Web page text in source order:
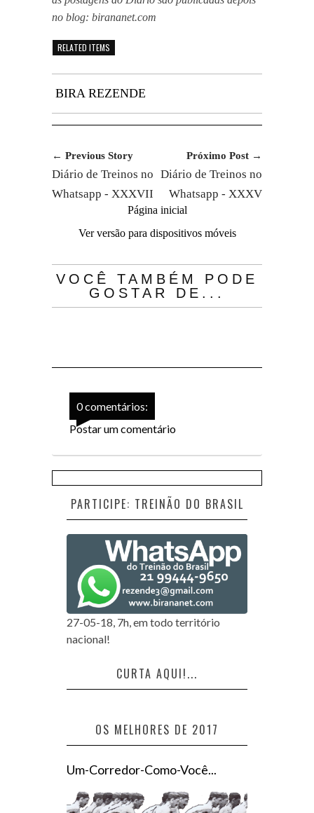
no blog: birananet.com
RELATED ITEMS
BIRA REZENDE
← Previous Story
Diário de Treinos no
Whatsapp - XXXVII
Próximo Post →
Diário de Treinos no
Whatsapp - XXXV
Página inicial
Ver versão para dispositivos móveis
VOCÊ TAMBÉM PODE
GOSTAR DE...
0 comentários:
Postar um comentário
PARTICIPE: TREINÃO DO BRASIL
27-05-18, 7h, em todo território
nacional!
CURTA AQUI!...
OS MELHORES DE 2017
Um-Corredor-Como-Você...